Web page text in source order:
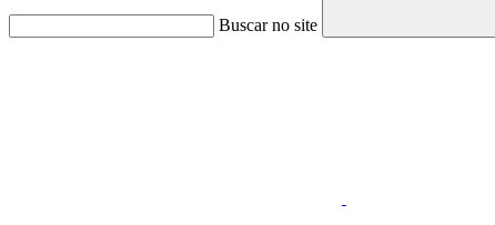
Buscar no site